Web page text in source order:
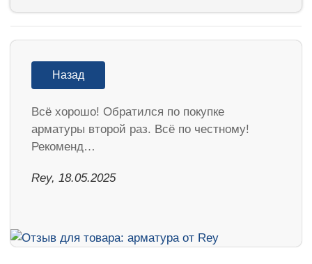
Назад
Всё хорошо! Обратился по покупке
арматуры второй раз. Всё по честному!
Рекоменд…
Rey, 18.05.2025